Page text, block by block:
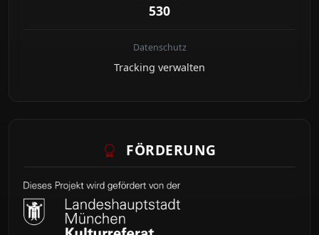
530
Datenschutz
Tracking verwalten
FÖRDERUNG